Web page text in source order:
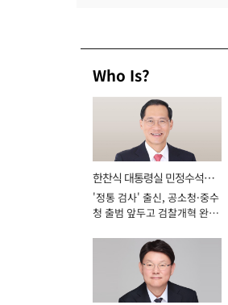
Who Is?
한찬식 대통령실 민정수석비
서관
'정통 검사' 출신, 공소청·중수
청 출범 앞두고 검찰개혁 완수